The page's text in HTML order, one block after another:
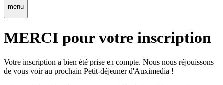
menu
MERCI pour votre inscription
Votre inscription a bien été prise en compte. Nous nous réjouissons
de vous voir au prochain Petit-déjeuner d'Auximedia !